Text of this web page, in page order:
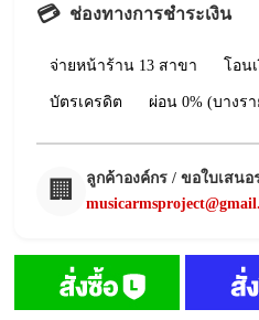
💳 ช่องทางการชำระเงิน
จ่ายหน้าร้าน 13 สาขา โอน
บัตรเครดิต ผ่อน 0% (บางร
🏢
ลูกค้าองค์กร / ขอใบเสนอ